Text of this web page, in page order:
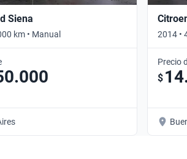
Siena
km • Manual 2014 •
Precio
$